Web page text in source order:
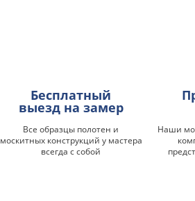
Бесплатный
выезд на замер
Все образцы полотен и
москитных конструкций у мастера
всегда с собой
Наши